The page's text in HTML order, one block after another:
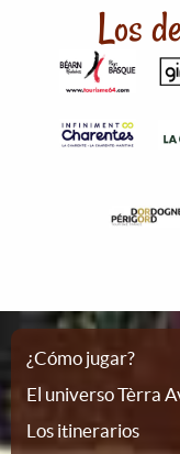
Los
Plano
del
¿Cómo jugar?
El universo Tèrra
Los itinerarios